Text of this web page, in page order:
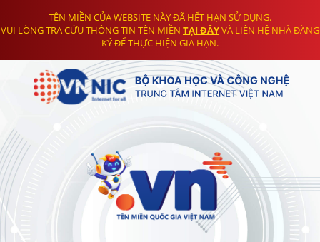
TÊN MIỀN CỦA WEBSITE NÀY ĐÃ HẾT HẠN SỬ DỤNG.
VUI LÒNG TRA CỨU THÔNG TIN TÊN MIỀN TẠI ĐÂYVÀ LIÊN HỆ NHÀ ĐĂNG
KÝ ĐỂ THỰC HIỆN GIA HẠN.